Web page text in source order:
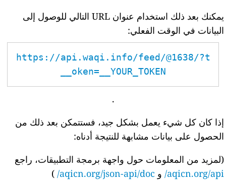
يمكنك بعد ذلك استخدام عنوان URL التالي للوصول إلى
البيانات في الوقت الفعلي:
https://api.waqi.info/feed/@1638/?t
oken=__YOUR_TOKEN__
.
إذا كان كل شيء يعمل بشكل جيد، فستتمكن بعد ذلك من
الحصول على بيانات مشابهة للنتيجة أدناه:
(لمزيد من المعلومات حول واجهة برمجة التطبيقات، راجع
aqicn.org/api/ و aqicn.org/json-api/doc/
)